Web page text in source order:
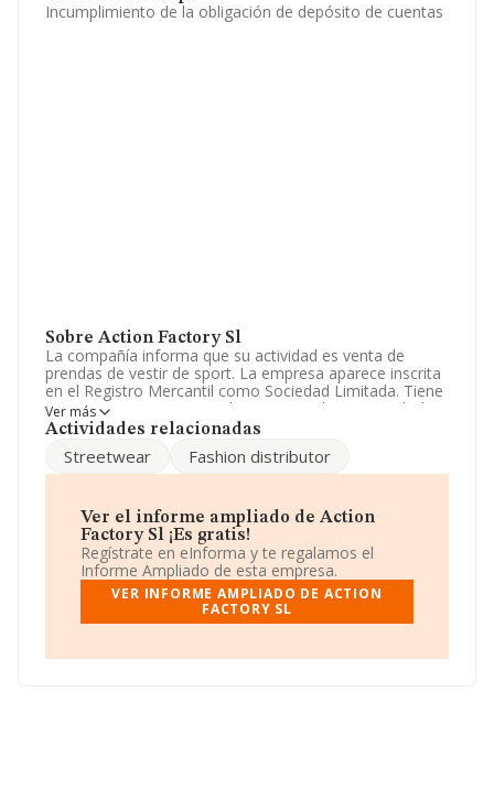
Incumplimiento de la obligación de depósito de cuentas
Sobre Action Factory Sl
La compañía informa que su actividad es venta de
prendas de vestir de sport. La empresa aparece inscrita
en el Registro Mercantil como Sociedad Limitada. Tiene
CNAE: 4649 - 'Comercio al por mayor de otros artículos
de uso doméstico'. La compañía no tiene actividad en
Su email esnewsletter@action-factory.com.
La empresa Action Factory S.L, con número de
identificación fiscal B63582704, está situada en Calle
Pare Jacint Alegre núm. 21 Bajos, (08024), en el
municipio de Barcelona, Cataluña.
En base a la información de la que dispone INFORMA
sobre 8.834 compañías, a nivel nacional la facturación
de facturación de ventas entre todas las compañías
Ver más
Actividades relacionadas
Streetwear Fashion distributor
Ver el informe ampliado de Action
Factory Sl ¡Es gratis!
Regístrate en eInforma y te regalamos el
Informe Ampliado de esta empresa.
VER INFORME AMPLIADO DE ACTION
FACTORY SL